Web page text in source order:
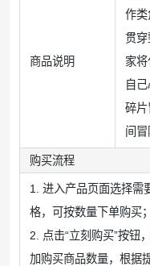
商品说明
作类
贯穿
家
自
碎片
间冒
购买流程
1. 进入产品页面选择需
格，可按数量下单购买；
2. 点击“立刻购买”按钮
加购买商品数量，根据